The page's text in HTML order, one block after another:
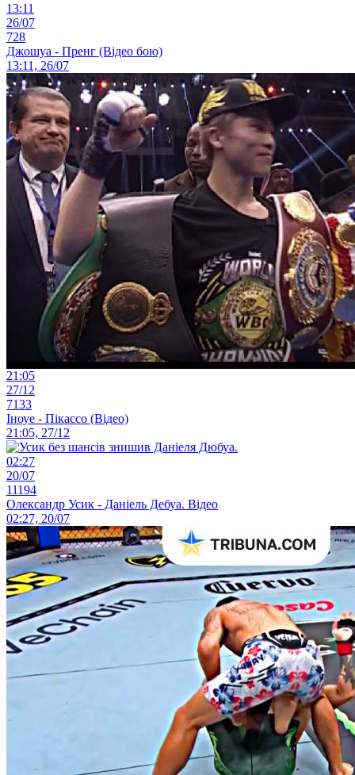
13:11
26/07
728
Джошуа - Пренг (Відео бою)
13:11, 26/07
21:05
27/12
7133
Іноуе - Пікассо (Відео)
21:05, 27/12
02:27
20/07
11194
Олександр Усик - Даніель Дебуа. Відео
02:27, 20/07